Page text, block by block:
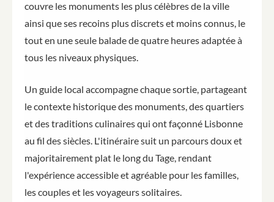
couvre les monuments les plus célèbres de la ville
ainsi que ses recoins plus discrets et moins connus, le
tout en une seule balade de quatre heures adaptée à
tous les niveaux physiques.
Un guide local accompagne chaque sortie, partageant
le contexte historique des monuments, des quartiers
et des traditions culinaires qui ont façonné Lisbonne
au fil des siècles. L'itinéraire suit un parcours doux et
majoritairement plat le long du Tage, rendant
l'expérience accessible et agréable pour les familles,
les couples et les voyageurs solitaires.